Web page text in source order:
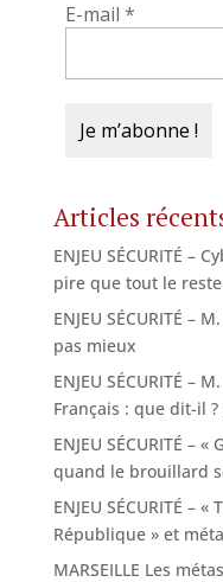
E-mail *
Articles
ENJEU SÉCURITÉ –
pire que tout le reste
ENJEU SÉCURITÉ –
pas mieux
ENJEU SÉCURITÉ –
Français : que dit-il
ENJEU SÉCURITÉ –
quand le brouillard
ENJEU SÉCURITÉ –
République » et
MARSEILLE Les